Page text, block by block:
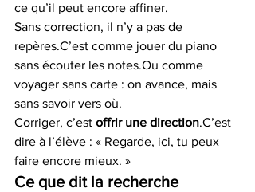
ce qu’il peut encore affiner.
Sans correction, il n’y a pas de
repères.C’est comme jouer du piano
sans écouter les notes.Ou comme
voyager sans carte : on avance, mais
sans savoir vers où.
Corriger, c’est offrir une direction.C’est
dire à l’élève : « Regarde, ici, tu peux
faire encore mieux. »
Ce que dit la recherche